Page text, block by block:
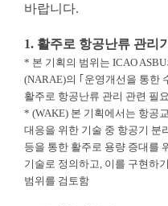
바랍니다.
1. 활주로 항공난류 관리
* 본 기획의 범위는 ICAO
(NARAE)의 ｢운영개선을 통한
활주로 항공난류 관리 관련 필
* (WAKE) 본 기획에서는 항공
대응을 위한 기술 중 항공기 분
등을 통한 활주로 용량 증대를
기술로 정의하고, 이를 구현하
범위를 검토함